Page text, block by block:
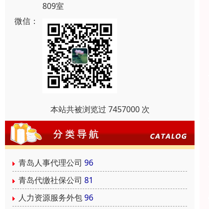
809室
微信：
本站共被浏览过 7457000 次
青岛人事代理公司 96
青岛代缴社保公司 81
人力资源服务外包96